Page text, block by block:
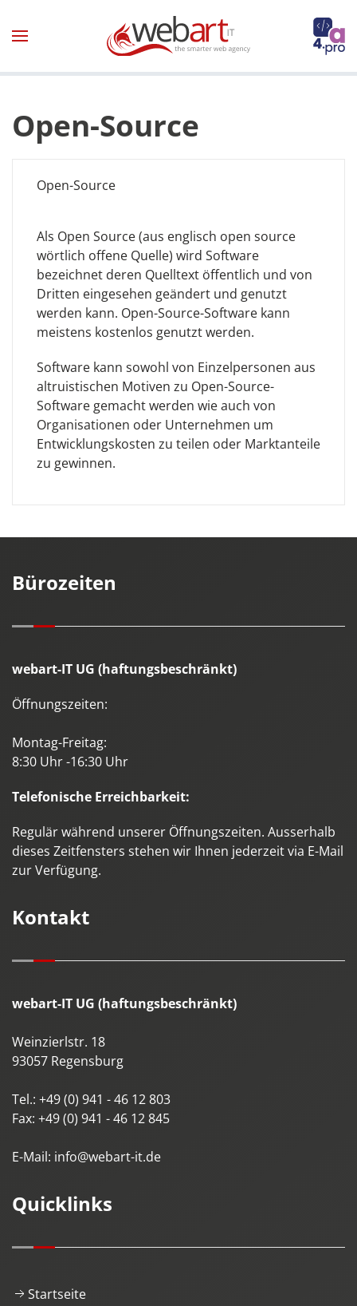
Zum Hauptinhalt springen
Open-Source
Open-Source
Als Open Source (aus englisch open source
wörtlich offene Quelle) wird Software
bezeichnet deren Quelltext öffentlich und von
Dritten eingesehen geändert und genutzt
werden kann. Open-Source-Software kann
meistens kostenlos genutzt werden.
Software kann sowohl von Einzelpersonen aus
altruistischen Motiven zu Open-Source-
Software gemacht werden wie auch von
Organisationen oder Unternehmen um
Entwicklungskosten zu teilen oder Marktanteile
zu gewinnen.
Bürozeiten
webart-IT UG (haftungsbeschränkt)
Öffnungszeiten:
Montag-Freitag:
8:30 Uhr -16:30 Uhr
Telefonische Erreichbarkeit:
Regulär während unserer Öffnungszeiten. Ausserhalb
dieses Zeitfensters stehen wir Ihnen jederzeit via E-Mail
zur Verfügung.
Kontakt
webart-IT UG (haftungsbeschränkt)
Weinzierlstr. 18
93057 Regensburg
Tel.: +49 (0) 941 - 46 12 803
Fax: +49 (0) 941 - 46 12 845
E-Mail: info@webart-it.de
Quicklinks
Startseite